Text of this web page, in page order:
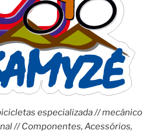
especializada // mecânico
// Componentes, Acessórios,